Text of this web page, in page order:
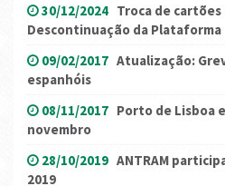
30/12/2024 Troca de
Descontinuação da Plataforma
09/02/2017 Atualização:
espanhóis
08/11/2017 Porto de Lisboa
novembro
28/10/2019 ANTRAM
2019